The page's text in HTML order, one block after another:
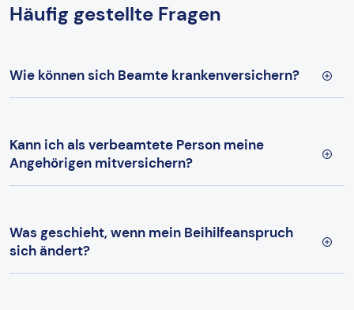
Häufig gestellte Fragen
Wie können sich Beamte krankenversichern?
Kann ich als verbeamtete Person meine
Angehörigen mitversichern?
Was geschieht, wenn mein Beihilfeanspruch
sich ändert?